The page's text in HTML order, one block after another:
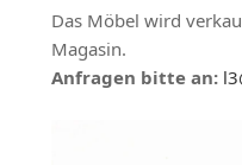
Das Möbel wird
Magasin.
Anfragen bitte an: